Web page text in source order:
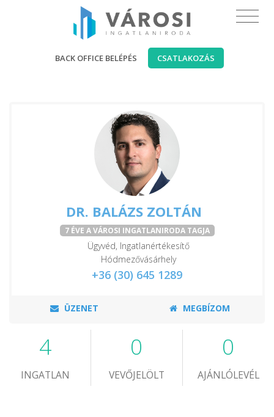
BACK OFFICE BELÉPÉS CSATLAKOZÁS
DR. BALÁZS ZOLTÁN
7 ÉVE A VÁROSI INGATLANIRODA TAGJA
Ügyvéd, Ingatlanértékesítő
Hódmezővásárhely
+36 (30) 645 1289
ÜZENET MEGBÍZOM
4
INGATLAN
0
VEVŐJELÖLT
0
AJÁNLÓLEVÉL